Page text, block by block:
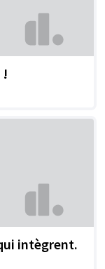
!
intègrent.